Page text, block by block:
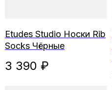
Etudes Studio Носки Rib
Socks Чёрные
3 390 ₽